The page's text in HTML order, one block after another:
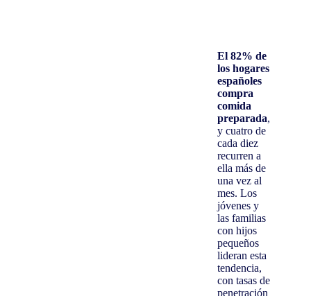
El 82% de
los hogares
españoles
compra
comida
preparada,
y cuatro de
cada diez
recurren a
ella más de
una vez al
mes. Los
jóvenes y
las familias
con hijos
pequeños
lideran esta
tendencia,
con tasas de
penetración